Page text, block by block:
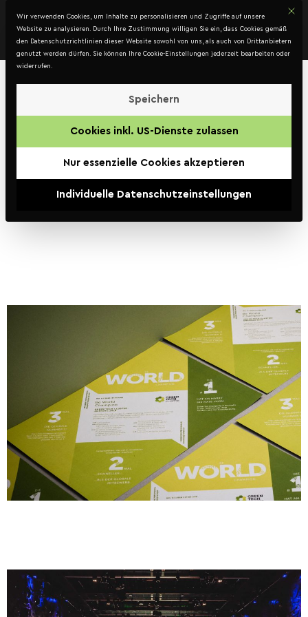
Kontakt
Kunde:
Bundesministerium
für Nachhaltigkeit
und Tourismus
(BMNT)
Mit
DATENSCHUTZ
Wir verwenden Cookies, um Inhalte zu personalisieren und Zugriffe auf unsere
Website zu analysieren. Durch Ihre Zustimmung willigen Sie ein, dass Cookies gemäß
den Datenschutzrichtlinien dieser Website sowohl von uns, als auch von Drittanbietern
genutzt werden dürfen. Sie können Ihre Cookie-Einstellungen jederzeit bearbeiten oder
widerrufen.
Speichern
Cookies inkl. US-Dienste zulassen
Nur essenzielle Cookies akzeptieren
Individuelle Datenschutzeinstellungen